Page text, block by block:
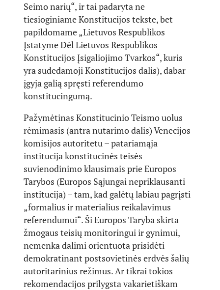
Seimo narių“, ir tai padaryta ne
tiesioginiame Konstitucijos tekste, bet
papildomame „Lietuvos Respublikos
Įstatyme Dėl Lietuvos Respublikos
Konstitucijos Įsigaliojimo Tvarkos“, kuris
yra sudedamoji Konstitucijos dalis), dabar
įgyja galią spręsti referendumo
konstitucingumą.
Pažymėtinas Konstitucinio Teismo uolus
rėmimasis (antra nutarimo dalis) Venecijos
komisijos autoritetu – patariamąja
institucija konstitucinės teisės
suvienodinimo klausimais prie Europos
Tarybos (Europos Sąjungai nepriklausanti
institucija) – tam, kad galėtų labiau pagrįsti
„formalius ir materialius reikalavimus
referendumui“. Ši Europos Taryba skirta
žmogaus teisių monitoringui ir gynimui,
nemenka dalimi orientuota prisidėti
demokratinant postsovietinės erdvės šalių
autoritarinius režimus. Ar tikrai tokios
rekomendacijos prilygsta vakarietiškam